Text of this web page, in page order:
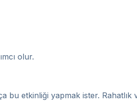
olur.
bu etkinliği yapmak ister. Rahatlık